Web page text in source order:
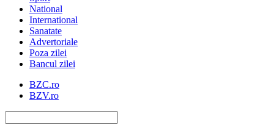
National
International
Sanatate
Advertoriale
Poza zilei
Bancul zilei
BZC.ro
BZV.ro